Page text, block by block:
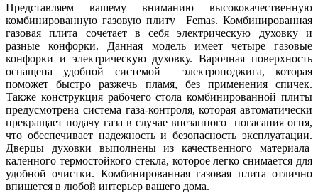
Представляем вашему вниманию высококачественную
комбинированную газовую плиту Femas. Комбинированная
газовая плита сочетает в себя электрическую духовку и
разные конфорки. Данная модель имеет четыре газовые
конфорки и электрическую духовку. Варочная поверхность
оснащена удобной системой электроподжига, которая
поможет быстро разжечь пламя, без применения спичек.
Также конструкция рабочего стола комбинированной плиты
предусмотрена система газа-контроля, которая автоматически
прекращает подачу газа в случае внезапного погасания огня,
что обеспечивает надежность и безопасность эксплуатации.
Дверцы духовки выполнены из качественного материала
каленного термостойкого стекла, которое легко снимается для
удобной очистки. Комбинированная газовая плита отлично
впишется в любой интерьер вашего дома.